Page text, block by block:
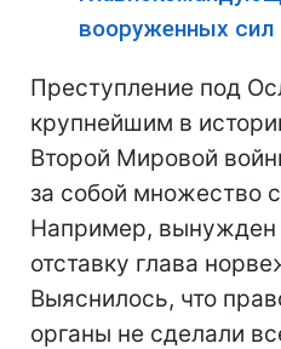
вооруженных сил
Преступление под
крупнейшим в
Второй Мировой
за собой множество
Например, вынужден
отставку глава
Выяснилось, что
органы не сделали